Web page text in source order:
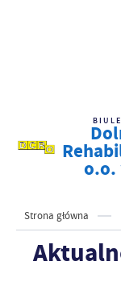
o.o.
Strona główna